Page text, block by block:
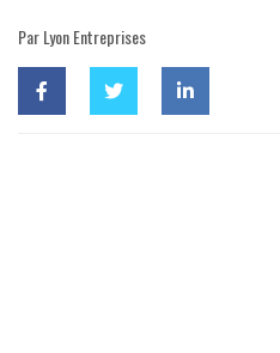
Par Lyon Entreprises